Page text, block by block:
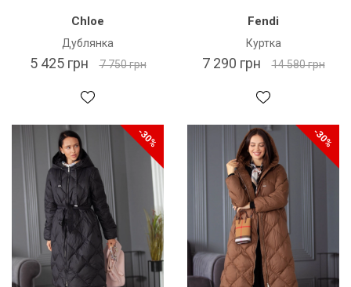
Chloe
Дублянка
5 425 грн 7 750 грн
Fendi
Куртка
7 290 грн 14 580 грн
-30% -30%